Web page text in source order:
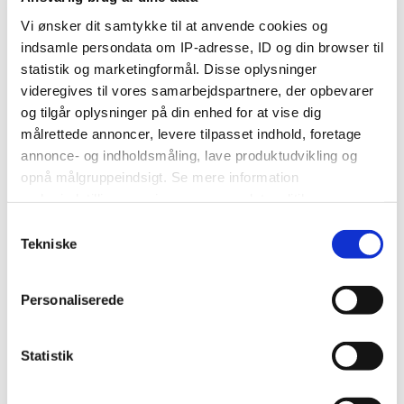
Vi ønsker dit samtykke til at anvende cookies og
indsamle persondata om IP-adresse, ID og din browser til
statistik og marketingformål. Disse oplysninger
videregives til vores samarbejdspartnere, der opbevarer
og tilgår oplysninger på din enhed for at vise dig
målrettede annoncer, levere tilpasset indhold, foretage
annonce- og indholdsmåling, lave produktudvikling og
opnå målgruppeindsigt. Se mere information
Hvis du tillader det, vil vi også gerne:
Indsamle præcise oplysninger om din placering, der
Identificere din enhed baseret på en scanning af dens
Du kan altid trække dit samtykke tilbage eller ændre
indstillinger fra vores "Cookiedeklaration". Dine valg
Tekniske
Personaliserede
Statistik
Artikler
Debat
DIY
Annoncør
Indkøb
Artikler
Bryllupsforum
Brudekjoler
Annoncør
Bryllupsforum